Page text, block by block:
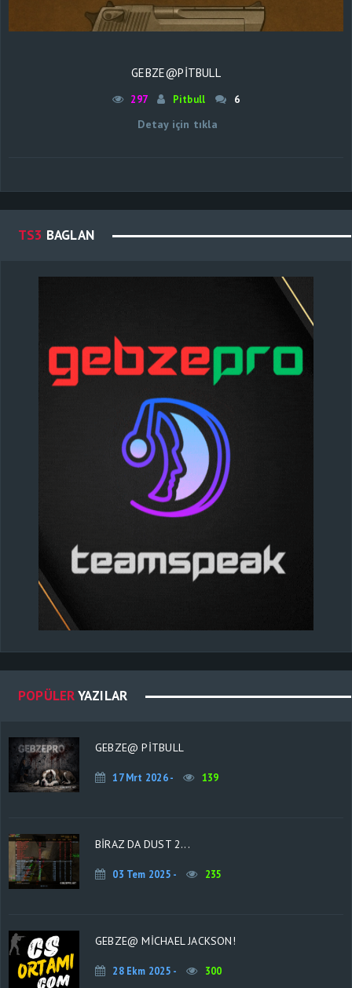
GEBZE@PİTBULL
297 Pitbull 6
Detay için tıkla
TS3 BAGLAN
POPÜLERYAZILAR
GEBZE@ PİTBULL
17 Mrt 2026 - 139
BİRAZ DA DUST 2...
03 Tem 2025 - 235
GEBZE@ MICHAEL JACKSON!
28 Ekm 2025 - 300